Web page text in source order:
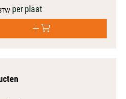
per plaat